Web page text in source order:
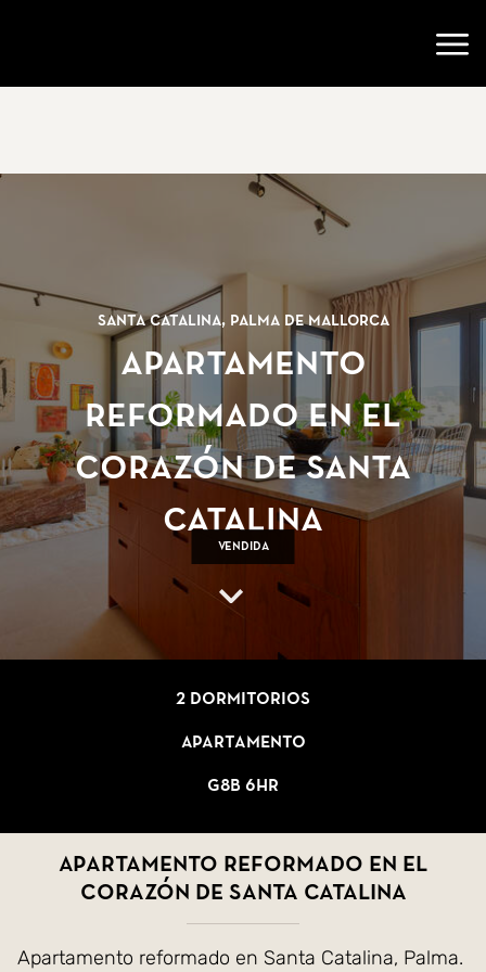
Abrir
Santa Catalina, Palma de Mallorca
Apartamento
reformado en el
corazón de Santa
Catalina
Vendida
2 dormitorios
Apartamento
G8B 6HR
Apartamento reformado en el
corazón de Santa Catalina
Apartamento reformado en Santa Catalina, Palma.